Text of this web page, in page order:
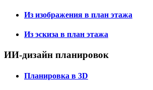
Из изображения в план этажа
Из эскиза в план этажа
ИИ-дизайн планировок
Планировка в 3D